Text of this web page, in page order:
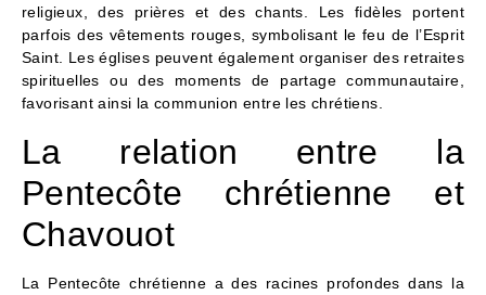
religieux, des prières et des chants. Les fidèles portent
parfois des vêtements rouges, symbolisant le feu de l’Esprit
Saint. Les églises peuvent également organiser des retraites
spirituelles ou des moments de partage communautaire,
favorisant ainsi la communion entre les chrétiens.
La relation entre la
Pentecôte chrétienne et
Chavouot
La Pentecôte chrétienne a des racines profondes dans la